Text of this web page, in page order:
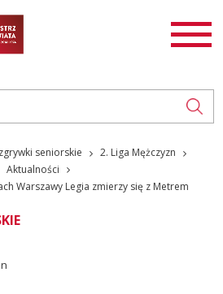
ENseniorskie
2. Liga Mężczyzn
Aktualności
Warszawy Legia zmierzy się z Metrem